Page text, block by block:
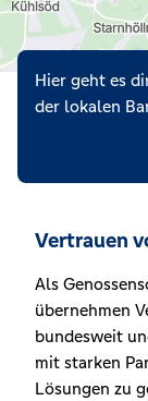
Hier geht es
der lokalen
Vertrauen
Als
übernehmen
bundesweit
mit starken
Lösungen zu